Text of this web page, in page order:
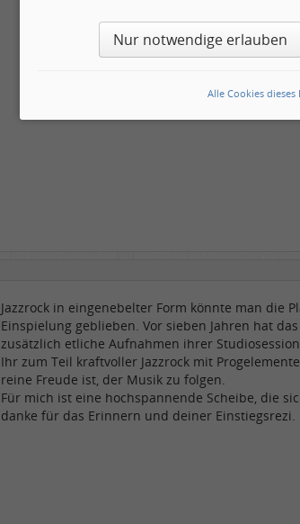
Jazzrock in eingenebelter Form könnte man die
Einspielung geblieben. Vor sieben Jahren hat
zusätzlich etliche Aufnahmen ihrer
Ihr zum Teil kraftvoller Jazzrock mit
reine Freude ist, der Musik zu folgen.
Für mich ist eine hochspannende Scheibe, die
danke für das Erinnern und deiner Einstiegsrezi.
Nur notwendige erlauben
Alle Cookies dieses